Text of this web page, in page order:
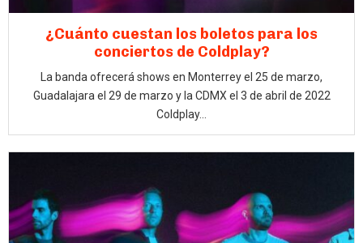
¿Cuánto cuestan los boletos para los
conciertos de Coldplay?
La banda ofrecerá shows en Monterrey el 25 de marzo,
Guadalajara el 29 de marzo y la CDMX el 3 de abril de 2022
Coldplay...